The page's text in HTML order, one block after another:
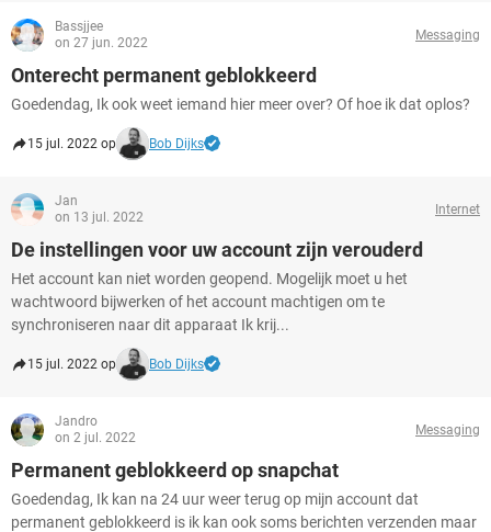
Bassjjee
on 27 jun. 2022
Messaging
Onterecht permanent geblokkeerd
Goedendag, Ik ook weet iemand hier meer over? Of hoe ik dat oplos?
15 jul. 2022 op Bob Dijks
Jan
on 13 jul. 2022
Internet
De instellingen voor uw account zijn verouderd
Het account kan niet worden geopend. Mogelijk moet u het
wachtwoord bijwerken of het account machtigen om te
synchroniseren naar dit apparaat Ik krij...
15 jul. 2022 op Bob Dijks
Jandro
on 2 jul. 2022
Messaging
Permanent geblokkeerd op snapchat
Goedendag, Ik kan na 24 uur weer terug op mijn account dat
permanent geblokkeerd is ik kan ook soms berichten verzenden maar